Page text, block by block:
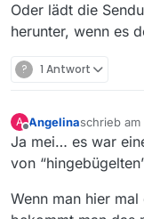
Oder lädt die
herunter, wenn es
? 1 Antwort
A
Offline
Angelinaschrieb am
zuletzt
Ja mei… es war
von
Wenn man hier